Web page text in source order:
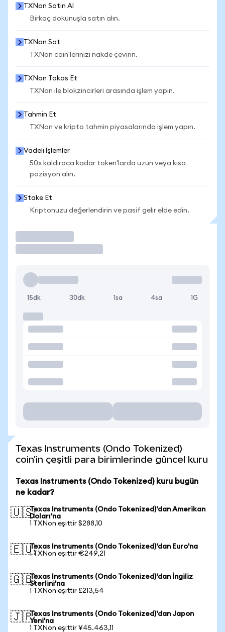
TXNon Satın Al
Birkaç dokunuşla satın alın.
TXNon Sat
TXNon coin'lerinizi nakde çevirin.
TXNon Takas Et
TXNon ile blokzincirleri arasında işlem yapın.
Tahmin Et
TXNon ve kripto tahmin piyasalarında işlem yapın.
Vadeli İşlemler
50x kaldıraca kadar token'larda uzun veya kısa
pozisyon alın.
Stake Et
Kriptonuzu değerlendirin ve pasif gelir elde edin.
15dk 30dk 1sa 4sa 1G
Texas Instruments (Ondo Tokenized)
coin'in çeşitli para birimlerinde güncel kuru
Texas Instruments (Ondo Tokenized) kuru bugün
ne kadar?
🇺🇸Texas Instruments (Ondo Tokenized)'dan Amerikan
Doları'na
1 TXNon eşittir $288,10
🇪🇺Texas Instruments (Ondo Tokenized)'dan Euro'na
1 TXNon eşittir €249,21
🇬🇧Texas Instruments (Ondo Tokenized)'dan İngiliz
Sterlini'na
1 TXNon eşittir £213,54
🇯🇵Texas Instruments (Ondo Tokenized)'dan Japon
Yeni'na
1 TXNon eşittir ¥45.463,11